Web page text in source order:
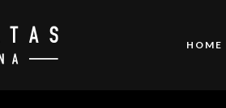
HOME